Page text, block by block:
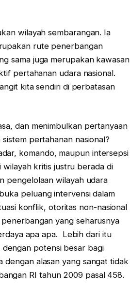
wilayah sembarangan. Ia
rute penerbangan
sama juga merupakan kawasan
pertahanan udara nasional.
kita sendiri di perbatasan
dan menimbulkan pertanyaan
pertahanan nasional?
komando, maupun intersepsi
kritis justru berada di
pengelolaan wilayah udara
peluang intervensi dalam
konflik, otoritas non-nasional
yang seharusnya
apa apa. Lebih dari itu
potensi besar bagi
alasan yang sangat tidak
RI tahun 2009 pasal 458.